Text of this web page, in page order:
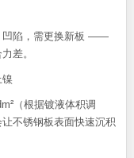
凹陷，需更换新板 ——
差。
镍
（根据镀液体积调
不锈钢板表面快速沉积